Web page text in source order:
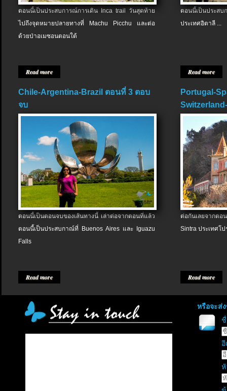
ตอนนี้เป็นประสบการณ์การเดิน Inca trail วันสุดท้าย
ไปถึงจุดหมายปลายทางที่ Machu Picchu และต่อ
ด้วยป่าอเมซอนตอนใต้
Read more
ตอนนี้เป็นประส
ประเทศอิตาลี ...
Read more
Chile-Argentina-Brazil ตอนที่ 3 ตอบ
จบ
ตอนนี้เป็นตอนจบของเส้นทางนี้ เล่าต่อจากตอนที่แล้ว
ตอนนี้เป็นประสบกาณ์ที่ Buenos Aires และ Iguazu
Falls
Read more
Portugal-
ต่อกันเลยจากต
Sintra ประเทศโป
Read more
หรือจะส่
อี
หั